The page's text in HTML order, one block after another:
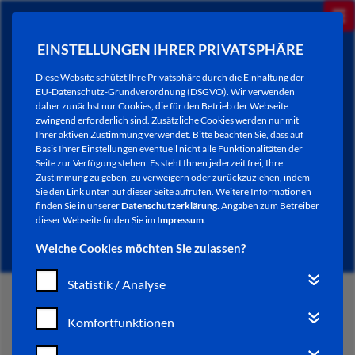
EINSTELLUNGEN IHRER PRIVATSPHÄRE
Diese Website schützt Ihre Privatsphäre durch die Einhaltung der
EU-Datenschutz-Grundverordnung (DSGVO). Wir verwenden
daher zunächst nur Cookies, die für den Betrieb der Webseite
zwingend erforderlich sind. Zusätzliche Cookies werden nur mit
Ihrer aktiven Zustimmung verwendet. Bitte beachten Sie, dass auf
Basis Ihrer Einstellungen eventuell nicht alle Funktionalitäten der
Seite zur Verfügung stehen. Es steht Ihnen jederzeit frei, Ihre
Zustimmung zu geben, zu verweigern oder zurückzuziehen, indem
Sie den Link unten auf dieser Seite aufrufen. Weitere Informationen
finden Sie in unsererDatenschutzerklärung. Angaben zum Betreiber
dieser Webseite finden Sie im Impressum.
Welche Cookies möchten Sie zulassen?
Statistik / Analyse
Komfortfunktionen
AKTUELLES
START